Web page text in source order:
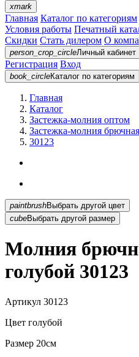
xmark
Главная Каталог по категориям
Условия работы Печатный
Скидки Стать дилером О
person_crop_circleЛичный кабинет
Регистрация Вход
book_circleКаталог по категориям
Главная
Каталог
Застежка-молния оптом
Застежка-молния брючная
30123
paintbrush
Выбрать другой цвет
cubeВыбрать другой размер
Молния
голубой 30123
Артикул 30123
Цвет голубой
Размер 20см